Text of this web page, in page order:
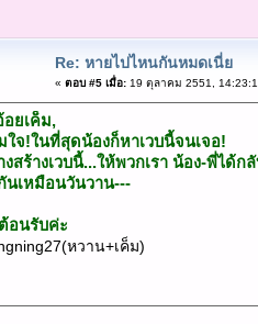
Re: หายไปไหนกันหมดเนี่ย
« ตอบ #5 เมื่อ:19 ตุลาคม 2551,
อยเค็ม,
ใจ!ในที่สุดน้องก็หาเวบนี้จนเจอ!
งสร้างเวบนี้...ให้พวกเรา น้อง-พี่ได้ก
นเหมือนวันวาน---
อนรับค่ะ
หวาน+เค็ม)